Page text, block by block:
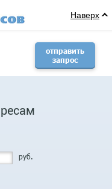
Наверх
отправить
запрос
руб.